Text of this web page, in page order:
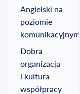
Angielski na
poziomie
komunikacyjnym
Dobra
organizacja
i kultura
współpracy